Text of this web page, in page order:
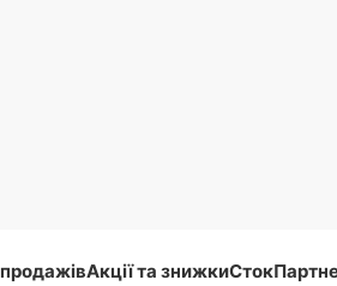
Акції та знижкиСток